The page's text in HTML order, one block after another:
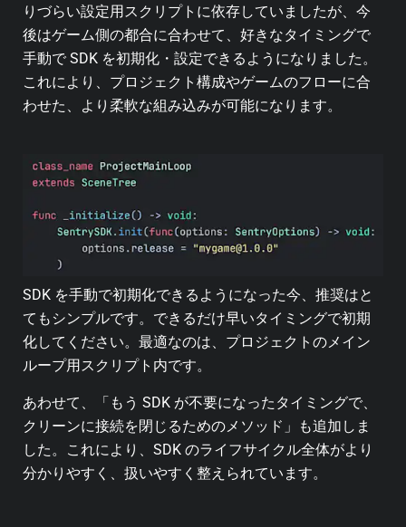
りづらい設定用スクリプトに依存していましたが、今
後はゲーム側の都合に合わせて、好きなタイミングで
手動で SDK を初期化・設定できるようになりました。
これにより、プロジェクト構成やゲームのフローに合
わせた、より柔軟な組み込みが可能になります。
SDK を手動で初期化できるようになった今、推奨はと
てもシンプルです。できるだけ早いタイミングで初期
化してください。最適なのは、プロジェクトのメイン
ループ用スクリプト内です。
あわせて、「もう SDK が不要になったタイミングで、
クリーンに接続を閉じるためのメソッド」も追加しま
した。これにより、SDK のライフサイクル全体がより
分かりやすく、扱いやすく整えられています。